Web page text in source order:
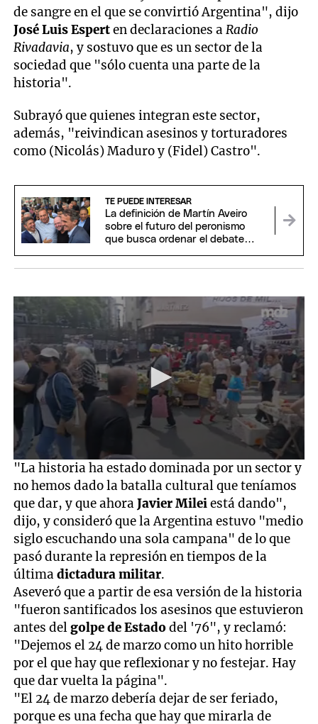
de sangre en el que se convirtió Argentina", dijo
José Luis Esperten declaraciones aRadio
Rivadavia, y sostuvo que es un sector de la
sociedad que "sólo cuenta una parte de la
historia".
Subrayó que quienes integran este sector,
además, "reivindican asesinos y torturadores
como (Nicolás) Maduro y (Fidel) Castro".
TE PUEDE INTERESAR
La definición de Martín Aveiro
sobre el futuro del peronismo
que busca ordenar el debate
0
seconds
of
46
seconds
"La historia ha estado dominada por un sector y
no hemos dado la batalla cultural que teníamos
que dar, y que ahoraJavier Mileiestá dando",
dijo, y consideró que la Argentina estuvo "medio
siglo escuchando una sola campana" de lo que
pasó durante la represión en tiempos de la
últimadictadura militar.
Aseveró que a partir de esa versión de la historia
"fueron santificados los asesinos que estuvieron
antes delgolpe de Estadodel '76", y reclamó:
"Dejemos el 24 de marzo como un hito horrible
por el que hay que reflexionar y no festejar. Hay
que dar vuelta la página".
"El 24 de marzo debería dejar de ser feriado,
porque es una fecha que hay que mirarla de